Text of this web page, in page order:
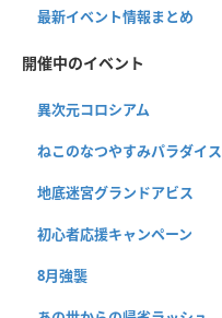
最新イベント情報まとめ
開催中のイベント
異次元コロシアム
ねこのなつやすみパラダイス
地底迷宮グランドアビス
初心者応援キャンペーン
8月強襲